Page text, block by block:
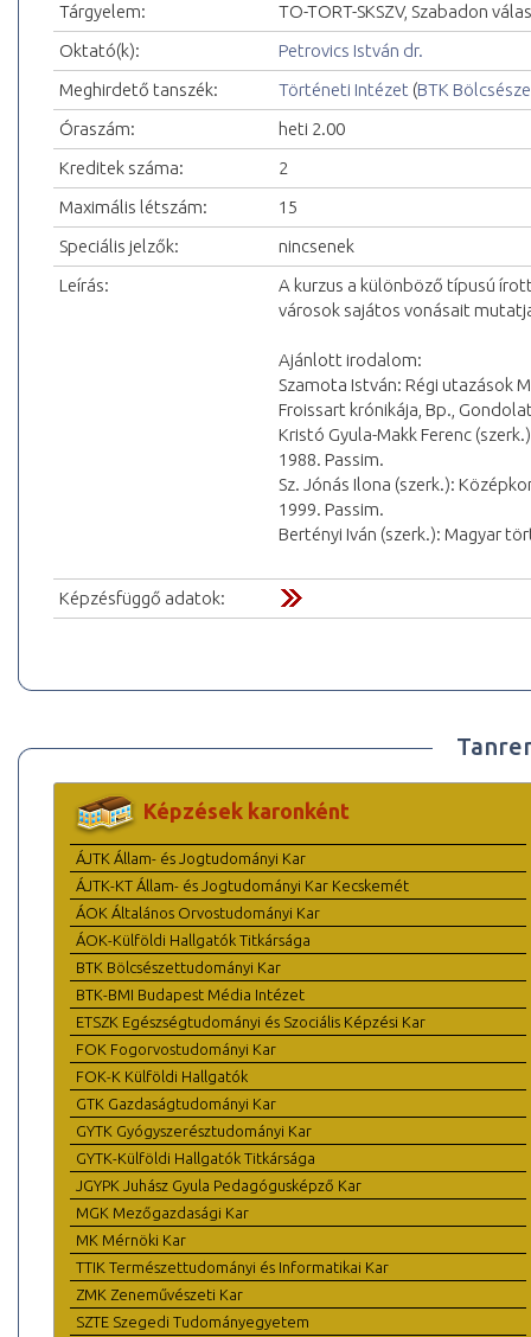
Tárgyelem:
TO-TORT-SKSZV, Szabadon
Oktató(k):
Petrovics István dr.
Meghirdető tanszék:
Történeti Intézet (BTK
Óraszám:
heti 2.00
Kreditek száma:
2
Maximális létszám:
15
Speciális jelzők:
nincsenek
Leírás:
A kurzus a különböző típusú
városok sajátos vonásait
Ajánlott irodalom:
Szamota István: Régi utazások
Froissart krónikája, Bp.,
Kristó Gyula-Makk Ferenc
1988. Passim.
Sz. Jónás Ilona (szerk.):
1999. Passim.
Bertényi Iván (szerk.): Magyar
Képzésfüggő adatok:
Képzések karonként
ÁJTK Állam- és Jogtudományi Kar
ÁJTK-KT Állam- és Jogtudományi Kar Kecskemét
ÁOK Általános Orvostudományi Kar
ÁOK-Külföldi Hallgatók Titkársága
BTK Bölcsészettudományi Kar
BTK-BMI Budapest Média Intézet
ETSZK Egészségtudományi és Szociális Képzési Kar
FOK Fogorvostudományi Kar
FOK-K Külföldi Hallgatók
GTK Gazdaságtudományi Kar
GYTK Gyógyszerésztudományi Kar
GYTK-Külföldi Hallgatók Titkársága
JGYPK Juhász Gyula Pedagógusképző Kar
MGK Mezőgazdasági Kar
MK Mérnöki Kar
TTIK Természettudományi és Informatikai Kar
ZMK Zeneművészeti Kar
SZTE Szegedi Tudományegyetem